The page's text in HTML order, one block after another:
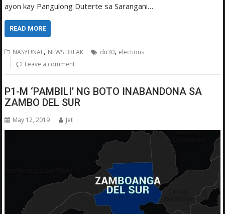
ayon kay Pangulong Duterte sa Sarangani…
READ MORE
NASYUNAL, NEWS BREAK du30, elections
Leave a comment
P1-M ‘PAMBILI’ NG BOTO INABANDONA SA
ZAMBO DEL SUR
May 12, 2019 Jet